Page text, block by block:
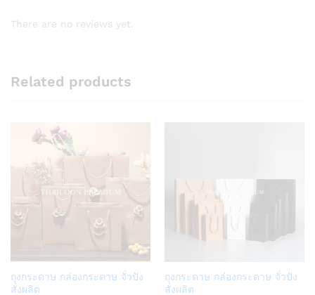
There are no reviews yet.
Related products
Add
ถุงกระดาษ กล่องกระดาษ จั่วปัง
สั่งผลิต
Add
ถุงกระดาษ กล่องกระดาษ จั่วปัง
สั่งผลิต